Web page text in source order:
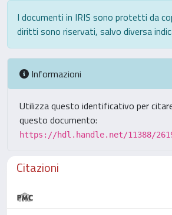
I documenti in IRIS sono protetti da
diritti sono riservati, salvo diversa
Informazioni
Utilizza questo identificativo per
questo documento:
https://hdl.handle.net/11388/
Citazioni